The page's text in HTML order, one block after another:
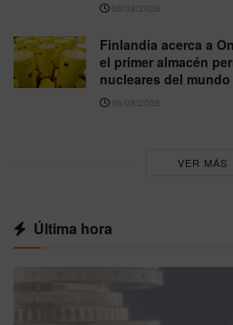
06/08/2026
Finlandia acerca a
el primer almacén
nucleares del mundo
06/08/2026
VER MÁS
Última hora